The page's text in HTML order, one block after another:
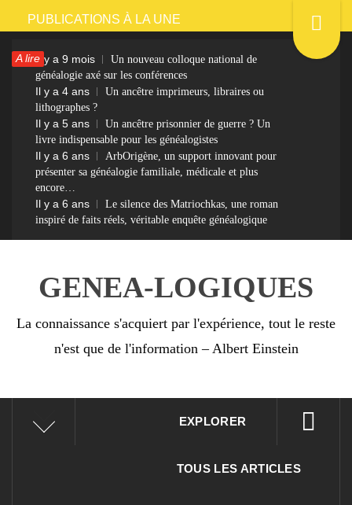
Passer
contenu
PUBLICATIONS À LA UNE
A lireIl y a 9 mois
Un nouveau colloque national de
généalogie axé sur les conférences
Il y a 4 ans
Un ancêtre imprimeurs, libraires ou
lithographes ?
Il y a 5 ans
Un ancêtre prisonnier de guerre ? Un
livre indispensable pour les généalogistes
Il y a 6 ans
ArbOrigène, un support innovant pour
présenter sa généalogie familiale, médicale et plus
encore…
Il y a 6 ans
Le silence des Matriochkas, une roman
inspiré de faits réels, véritable enquête généalogique
GENEA-LOGIQUES
La connaissance s'acquiert par l'expérience, tout le reste
n'est que de l'information – Albert Einstein
EXPLORER
TOUS LES ARTICLES